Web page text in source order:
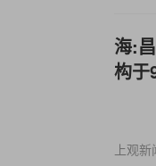
海:
构于
上观新